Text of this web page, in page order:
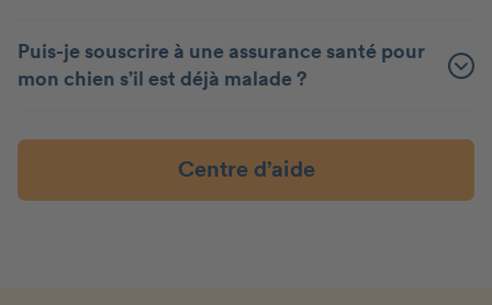
Puis-je souscrire à une assurance santé pour
mon chien s’il est déjà malade ?
Centre d’aide